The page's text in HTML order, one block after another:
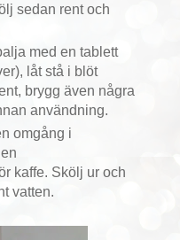
sedan rent och
med en tablett
låt stå i blöt
brygg även några
användning.
omgång i
kaffe. Skölj ur och
vatten.